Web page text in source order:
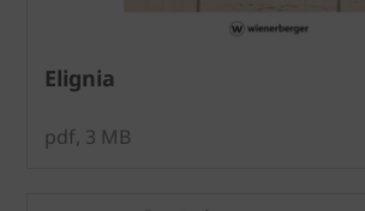
Elignia
pdf, 3 MB